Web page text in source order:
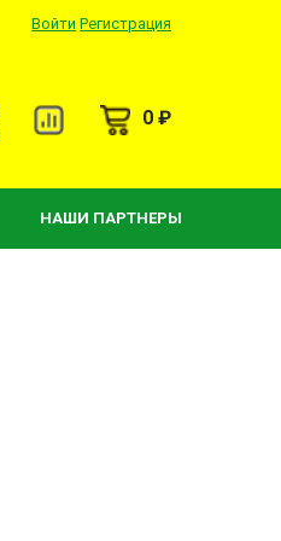
Войти Регистрация
0 ₽
НАШИ ПАРТНЕРЫ